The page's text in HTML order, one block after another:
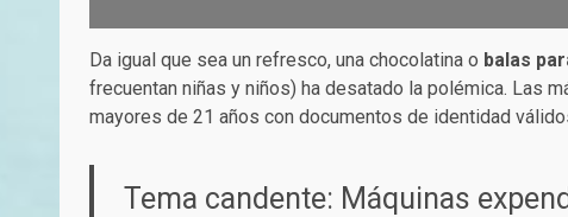
Da igual que sea un refresco, una chocolatina o balas
frecuentan niñas y niños) ha desatado la polémica. Las
mayores de 21 años con documentos de identidad
Tema candente: Máquinas